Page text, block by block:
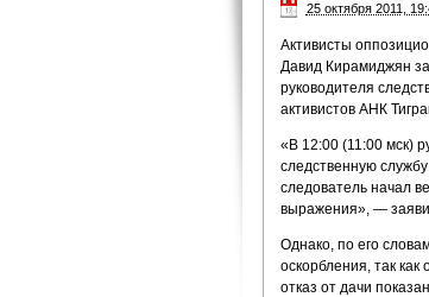
25 октября 2011,
Активисты
Давид Кирамиджян
руководителя
активистов АНК
«В 12:00 (11:00 мск)
следственную
следователь начал
выражения», —
Однако, по его
оскорбления, так как
отказ от дачи